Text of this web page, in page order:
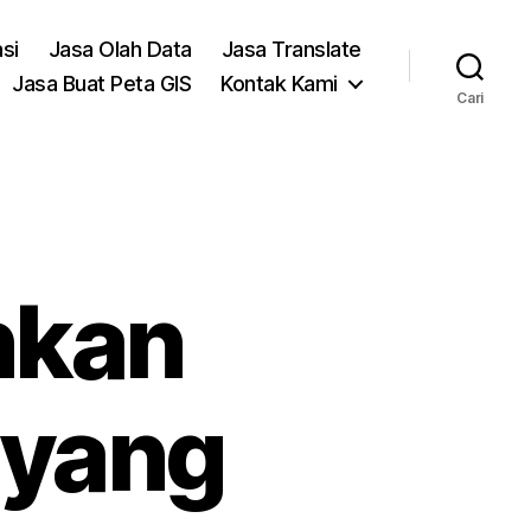
Jasa Olah Data
Jasa Translate
Jasa Buat Peta GIS
Kontak Kami
Cari